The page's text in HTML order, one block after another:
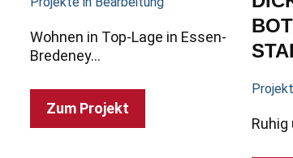
Wohnen in Top-Lage in Essen-
Bredeney…
Zum Projekt